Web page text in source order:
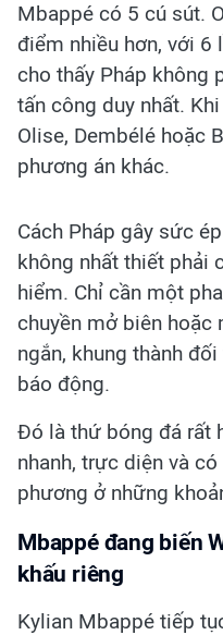
Mbappé có 5 cú sút.
điểm nhiều hơn, với 6
cho thấy Pháp không
tấn công duy nhất.
Olise, Dembélé hoặc
phương án khác.
Cách Pháp gây sức
không nhất thiết phải
hiểm. Chỉ cần một
chuyền mở biên
ngắn, khung thành
báo động.
Đó là thứ bóng đá rất
nhanh, trực diện và
phương ở những
Mbappé đang biến
khấu riêng
Kylian Mbappé tiếp